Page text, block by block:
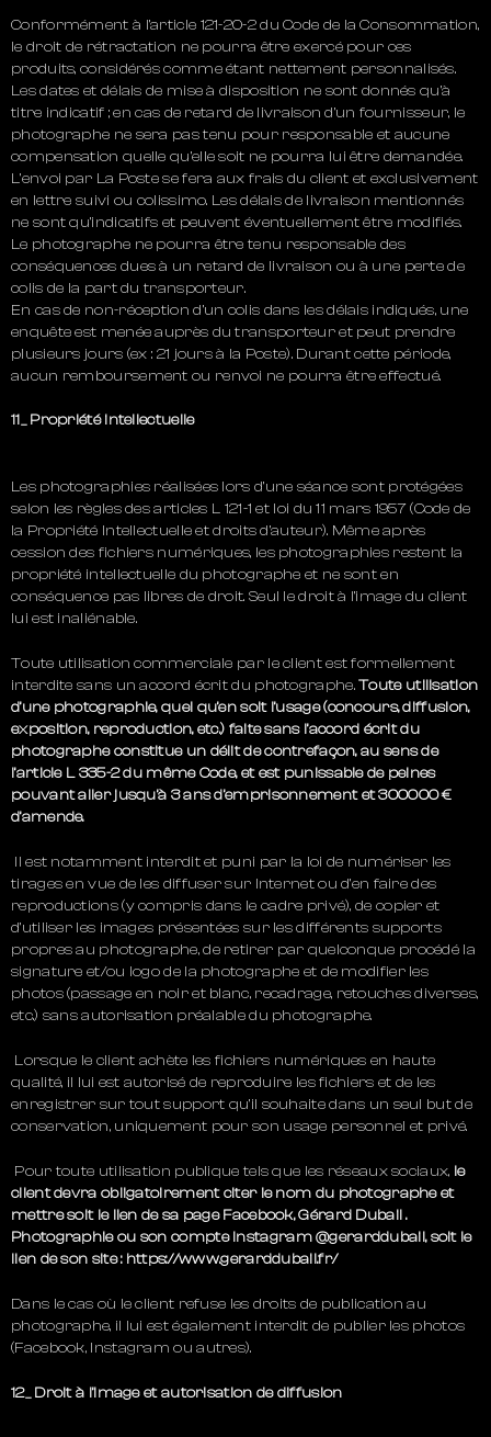
Conformément à l’article 121-20-2 du Code de la Consommation,
le droit de rétractation ne pourra être exercé pour ces
produits, considérés comme étant nettement personnalisés.
Les dates et délais de mise à disposition ne sont donnés qu’à
titre indicatif ; en cas de retard de livraison d’un fournisseur, le
photographe ne sera pas tenu pour responsable et aucune
compensation quelle qu’elle soit ne pourra lui être demandée.
L’envoi par La Poste se fera aux frais du client et exclusivement
en lettre suivi ou colissimo. Les délais de livraison mentionnés
ne sont qu’indicatifs et peuvent éventuellement être modifiés.
Le photographe ne pourra être tenu responsable des
conséquences dues à un retard de livraison ou à une perte de
colis de la part du transporteur.
En cas de non-réception d’un colis dans les délais indiqués, une
enquête est menée auprès du transporteur et peut prendre
plusieurs jours (ex : 21 jours à la Poste). Durant cette période,
aucun remboursement ou renvoi ne pourra être effectué.
11_ Propriété intellectuelle
Les photographies réalisées lors d’une séance sont protégées
selon les règles des articles L 121-1 et loi du 11 mars 1957 (Code de
la Propriété Intellectuelle et droits d’auteur). Même après
cession des fichiers numériques, les photographies restent la
propriété intellectuelle du photographe et ne sont en
conséquence pas libres de droit. Seul le droit à l’image du client
lui est inaliénable.
Toute utilisation commerciale par le client est formellement
interdite sans un accord écrit du photographe.Toute utilisation
d’une photographie, quel qu’en soit l’usage (concours, diffusion,
exposition, reproduction, etc.) faite sans l’accord écrit du
photographe constitue un délit de contrefaçon, au sens de
l’article L 335-2 du même Code, et est punissable de peines
pouvant aller jusqu’à 3 ans d’emprisonnement et 300000 €
d’amende.
Il est notamment interdit et puni par la loi de numériser les
tirages en vue de les diffuser sur Internet ou d’en faire des
reproductions (y compris dans le cadre privé), de copier et
d’utiliser les images présentées sur les différents supports
propres au photographe, de retirer par quelconque procédé la
signature et/ou logo de la photographe et de modifier les
photos (passage en noir et blanc, recadrage, retouches diverses,
etc.) sans autorisation préalable du photographe.
Lorsque le client achète les fichiers numériques en haute
qualité, il lui est autorisé de reproduire les fichiers et de les
enregistrer sur tout support qu’il souhaite dans un seul but de
conservation, uniquement pour son usage personnel et privé.
Pour toute utilisation publique tels que les réseaux sociaux, le
client devra obligatoirement citer le nom du photographe et
mettre soit le lien de sa page Facebook, Gérard Dubail .
Photographie ou son compte Instagram @gerarddubail, soit le
lien de son site : https://www.gerarddubail.fr/
Dans le cas où le client refuse les droits de publication au
photographe, il lui est également interdit de publier les photos
(Facebook, Instagram ou autres).
12_ Droit à l’image et autorisation de diffusion